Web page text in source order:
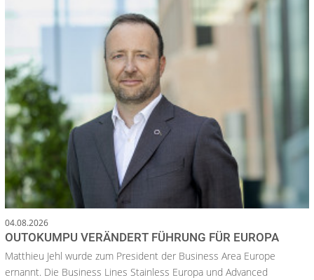
04.08.2026
OUTOKUMPU VERÄNDERT FÜHRUNG FÜR EUROPA
Matthieu Jehl wurde zum President der Business Area Europe
ernannt. Die Business Lines Stainless Europa und Advanced